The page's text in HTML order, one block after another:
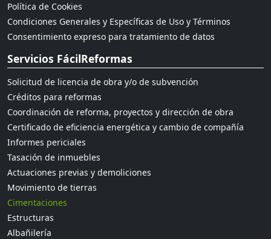
Política de Cookies
Condiciones Generales y Específicas de Uso y Términos
Consentimiento expreso para tratamiento de datos
Servicios FácilReformas
Solicitud de licencia de obra y/o de subvención
Créditos para reformas
Coordinación de reforma, proyectos y dirección de obra
Certificado de eficiencia energética y cambio de compañía
Informes periciales
Tasación de inmuebles
Actuaciones previas y demoliciones
Movimiento de tierras
Cimentaciones
Estructuras
Albañilería